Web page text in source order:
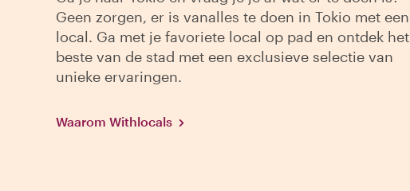
Geen zorgen, er is vanalles te doen in Tokio met een
local. Ga met je favoriete local op pad en ontdek het
beste van de stad met een exclusieve selectie van
unieke ervaringen.
Waarom Withlocals